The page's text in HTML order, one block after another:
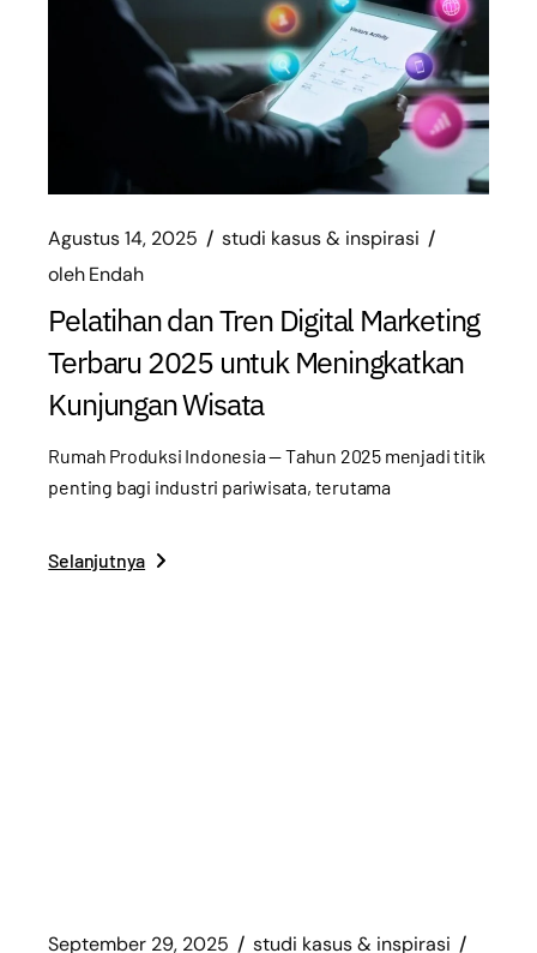
Agustus 14, 2025
studi kasus & inspirasi
olehEndah
Pelatihan dan Tren Digital Marketing
Terbaru 2025 untuk Meningkatkan
Kunjungan Wisata
Rumah Produksi Indonesia — Tahun 2025 menjadi titik
penting bagi industri pariwisata, terutama
Selanjutnya
September 29, 2025 studi kasus & inspirasi